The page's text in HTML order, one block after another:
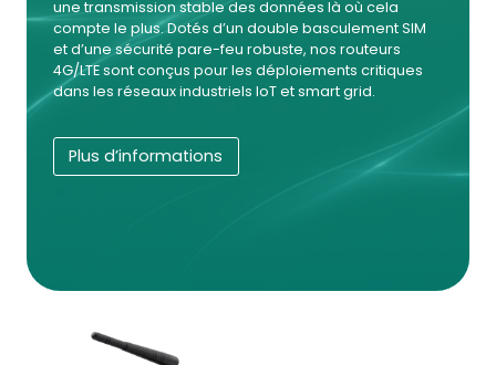
une transmission stable des données là où cela
compte le plus. Dotés d’un double basculement SIM
et d’une sécurité pare-feu robuste, nos routeurs
4G/LTE sont conçus pour les déploiements critiques
dans les réseaux industriels IoT et smart grid.
Plus d’informations